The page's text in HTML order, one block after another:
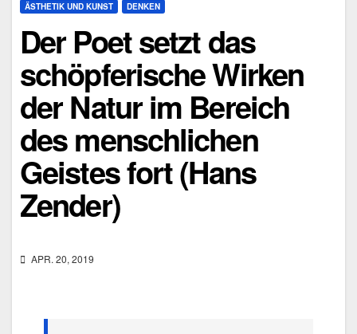
ÄSTHETIK UND KUNST DENKEN
Der Poet setzt das
schöpferische Wirken
der Natur im Bereich
des menschlichen
Geistes fort (Hans
Zender)
APR. 20, 2019